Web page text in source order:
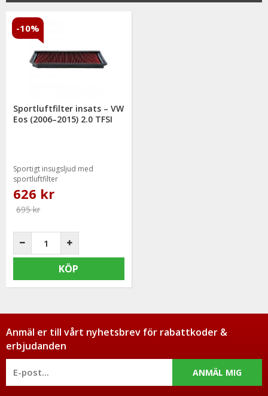
Sportluftfilter insats – VW
Eos (2006–2015) 2.0 TFSI
Sportigt insugsljud med
sportluftfilter
626 kr
695 kr
-10%
KÖP
Anmäl er till vårt nyhetsbrev för rabattkoder &
erbjudanden
ANMÄL MIG